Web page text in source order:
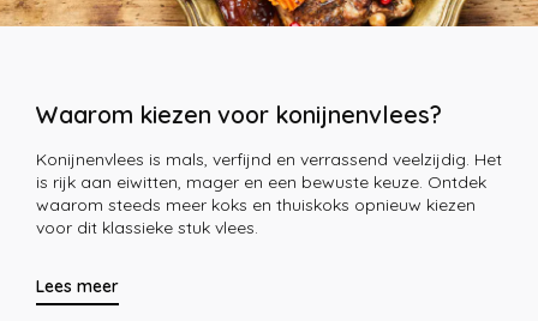
Waarom kiezen voor konijnenvlees?
Konijnenvlees is mals, verfijnd en verrassend veelzijdig. Het
is rijk aan eiwitten, mager en een bewuste keuze. Ontdek
waarom steeds meer koks en thuiskoks opnieuw kiezen
voor dit klassieke stuk vlees.
Lees meer